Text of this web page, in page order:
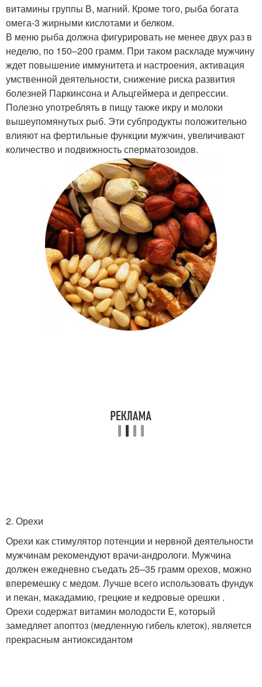
витамины группы В, магний. Кроме того, рыба богата
омега-3 жирными кислотами и белком.
В меню рыба должна фигурировать не менее двух раз в
неделю, по 150–200 грамм. При таком раскладе мужчину
ждет повышение иммунитета и настроения, активация
умственной деятельности, снижение риска развития
болезней Паркинсона и Альцгеймера и депрессии.
Полезно употреблять в пищу также икру и молоки
вышеупомянутых рыб. Эти субпродукты положительно
влияют на фертильные функции мужчин, увеличивают
количество и подвижность сперматозоидов.
2. Орехи
Орехи как стимулятор потенции и нервной деятельности
мужчинам рекомендуют врачи-андрологи. Мужчина
должен ежедневно съедать 25–35 грамм орехов, можно
вперемешку с медом. Лучше всего использовать фундук
и пекан, макадамию, грецкие и кедровые орешки .
Орехи содержат витамин молодости E, который
замедляет апоптоз (медленную гибель клеток), является
прекрасным антиоксидантом